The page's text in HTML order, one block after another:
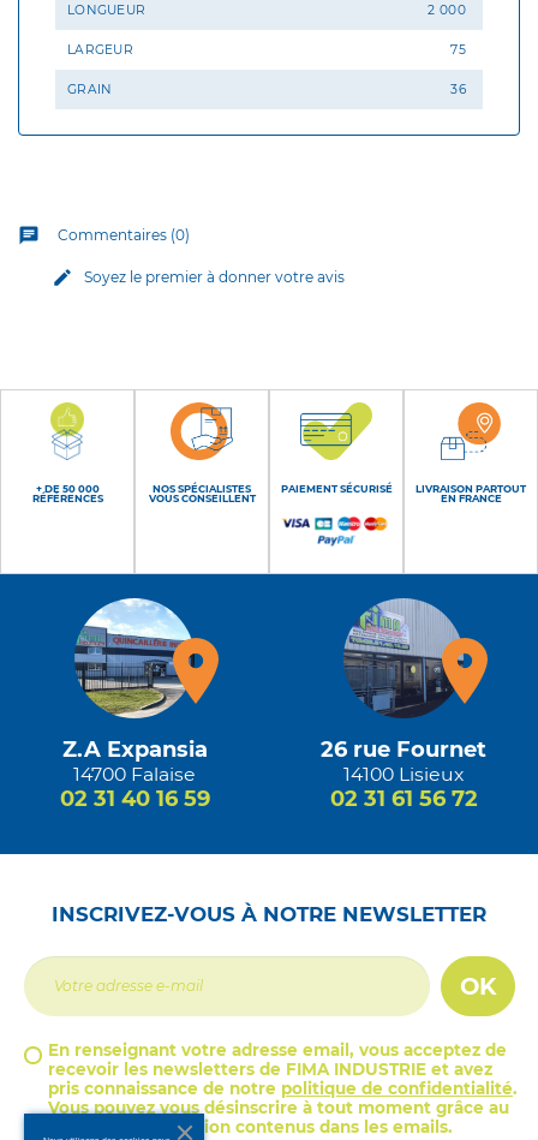
LONGUEUR 2 000
LARGEUR 75
GRAIN 36
chat Commentaires (0)
edit Soyez le premier à donner votre avis
+ DE 50 000
RÉFÉRENCES
NOS SPÉCIALISTES
VOUS CONSEILLENT
PAIEMENT SÉCURISÉ
LIVRAISON PARTOUT
EN FRANCE
Z.A Expansia
14700 Falaise
02 31 40 16 59
26 rue Fournet
14100 Lisieux
02 31 61 56 72
INSCRIVEZ-VOUS À NOTRE NEWSLETTER
OK
En renseignant votre adresse email, vous acceptez de
recevoir les newsletters de FIMA INDUSTRIE et avez
pris connaissance de notre politique de confidentialité.
Vous pouvez vous désinscrire à tout moment grâce au
lien de désinscription contenus dans les emails.